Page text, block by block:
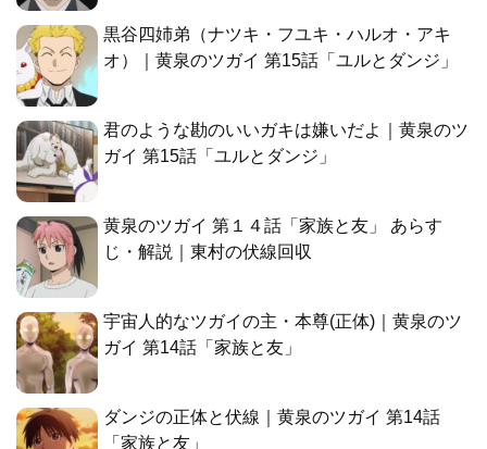
黒谷四姉弟（ナツキ・フユキ・ハルオ・アキ
オ）｜黄泉のツガイ 第15話「ユルとダンジ」
君のような勘のいいガキは嫌いだよ｜黄泉のツ
ガイ 第15話「ユルとダンジ」
黄泉のツガイ 第１４話「家族と友」 あらす
じ・解説｜東村の伏線回収
宇宙人的なツガイの主・本尊(正体)｜黄泉のツ
ガイ 第14話「家族と友」
ダンジの正体と伏線｜黄泉のツガイ 第14話
「家族と友」